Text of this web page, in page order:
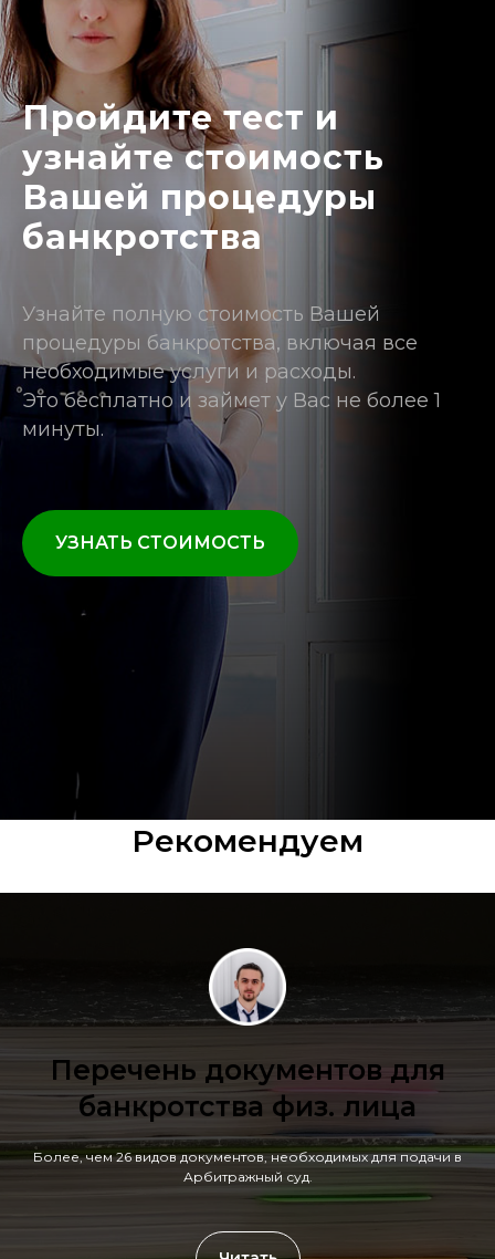
Пройдите тест и
узнайте стоимость
Вашей процедуры
банкротства
Узнайте полную стоимость Вашей
процедуры банкротства, включая все
необходимые услуги и расходы.
Это бесплатно и займет у Вас не более 1
минуты.
УЗНАТЬ СТОИМОСТЬ
Рекомендуем
Перечень документов для
банкротства физ. лица
Более, чем 26 видов документов, необходимых для подачи в
Арбитражный суд.